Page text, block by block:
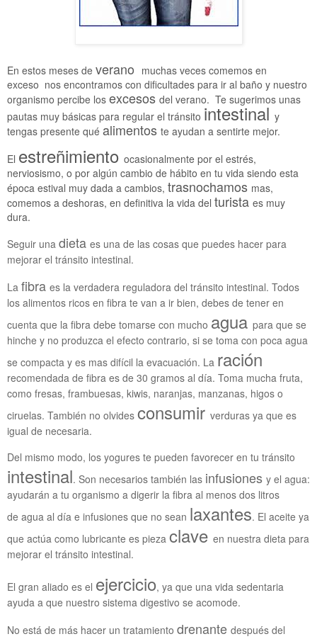
En estos meses de verano muchas veces comemos en
exceso nos encontramos con dificultades para ir al baño y nuestro
organismo percibe los excesos del verano. Te sugerimos unas
pautas muy básicas para regular el tránsito intestinal y
tengas presente qué alimentos te ayudan a sentirte mejor.
El estreñimiento ocasionalmente por el estrés,
nerviosismo, o por algún cambio de hábito en tu vida siendo esta
época estival muy dada a cambios, trasnochamos mas,
comemos a deshoras, en definitiva la vida del turista es muy
dura.
Seguir una dieta es una de las cosas que puedes hacer para
mejorar el tránsito intestinal.
La fibra es la verdadera reguladora del tránsito intestinal. Todos
los alimentos ricos en fibra te van a ir bien, debes de tener en
cuenta que la fibra debe tomarse con mucho agua para que se
hinche y no produzca el efecto contrario, si se toma con poca agua
se compacta y es mas difícil la evacuación. La ración
recomendada de fibra es de 30 gramos al día. Toma mucha fruta,
como fresas, frambuesas, kiwis, naranjas, manzanas, higos o
ciruelas. También no olvides consumir verduras ya que es
igual de necesaria.
Del mismo modo, los yogures te pueden favorecer en tu tránsito
intestinal. Son necesarios también las infusiones y el agua:
ayudarán a tu organismo a digerir la fibra al menos dos litros
de agua al día e infusiones que no sean laxantes. El aceite ya
que actúa como lubricante es pieza clave en nuestra dieta para
mejorar el tránsito intestinal.
El gran aliado es el ejercicio, ya que una vida sedentaria
ayuda a que nuestro sistema digestivo se acomode.
No está de más hacer un tratamiento drenante después del